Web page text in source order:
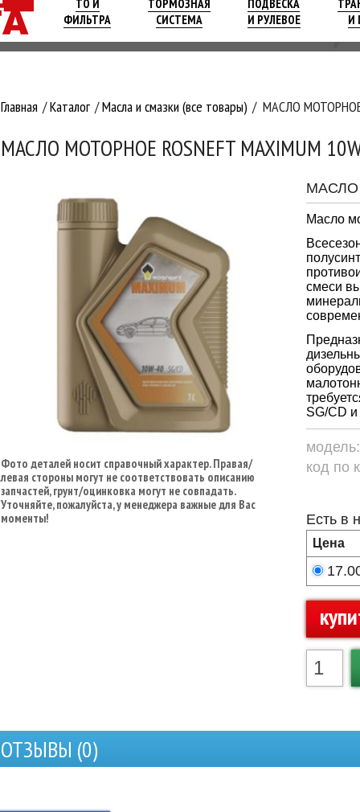
ТО И
ФИЛЬТРА
ТОРМОЗНАЯ
СИСТЕМА
ПОДВЕСКА
И РУЛЕВОЕ
И
Главная Каталог Масла и смазки (все товары) МАСЛО МОТОРНОЕ
МАСЛО МОТОРНОЕ ROSNEFT MAXIMUM
Фото деталей носит справочный характер. Правая/
левая стороны могут не соответствовать описанию
запчастей, грунт/оцинковка могут не совпадать.
Уточняйте, пожалуйста, у менеджера важные для Вас
моменты!
Масло
смеси
SG/CD и
модель:
код по
Есть в
Цена
ОТЗЫВЫ (0)